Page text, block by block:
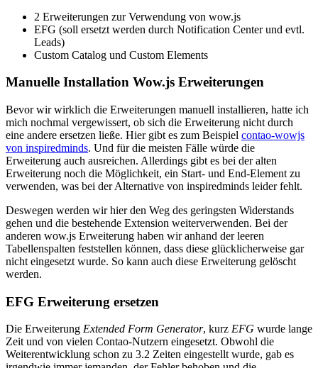
2 Erweiterungen zur Verwendung von wow.js
EFG (soll ersetzt werden durch Notification Center und evtl.
Leads)
Custom Catalog und Custom Elements
Manuelle Installation Wow.js Erweiterungen
Bevor wir wirklich die Erweiterungen manuell installieren, hatte ich
mich nochmal vergewissert, ob sich die Erweiterung nicht durch
eine andere ersetzen ließe. Hier gibt es zum Beispiel contao-wowjs
von inspiredminds. Und für die meisten Fälle würde die
Erweiterung auch ausreichen. Allerdings gibt es bei der alten
Erweiterung noch die Möglichkeit, ein Start- und End-Element zu
verwenden, was bei der Alternative von inspiredminds leider fehlt.
Deswegen werden wir hier den Weg des geringsten Widerstands
gehen und die bestehende Extension weiterverwenden. Bei der
anderen wow.js Erweiterung haben wir anhand der leeren
Tabellenspalten feststellen können, dass diese glücklicherweise gar
nicht eingesetzt wurde. So kann auch diese Erweiterung gelöscht
werden.
EFG Erweiterung ersetzen
Die Erweiterung Extended Form Generator, kurz EFG wurde lange
Zeit und von vielen Contao-Nutzern eingesetzt. Obwohl die
Weiterentwicklung schon zu 3.2 Zeiten eingestellt wurde, gab es